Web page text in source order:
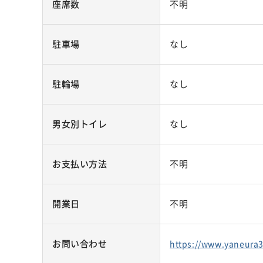
座席数 不明
駐車場 なし
駐輪場 なし
男女別トイレ なし
お支払い方法 不明
開業日 不明
お問い合わせ https://